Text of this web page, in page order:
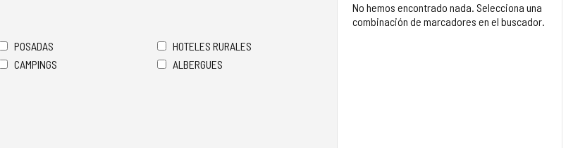
POSADAS
HOTELES RURALES
CAMPINGS
ALBERGUES
No hemos encontrado nada. Selecciona una
combinación de marcadores en el buscador.